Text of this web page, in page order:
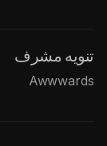
تنويه مشرف
Awwwards